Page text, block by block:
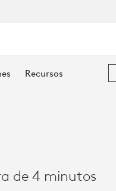
Recursos
de 4 minutos